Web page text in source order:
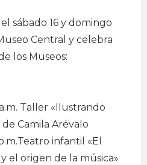
sábado 16 y domingo
Central y celebra
los Museos:
a.m. Taller «Ilustrando
Camila Arévalo
infantil «El
el origen de la música»